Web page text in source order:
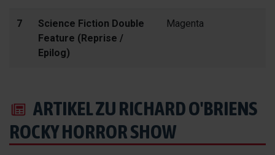
7
Science Fiction Double
Feature (Reprise /
Epilog)
Magenta
ARTIKEL ZU RICHARD O'BRIENS
ROCKY HORROR SHOW